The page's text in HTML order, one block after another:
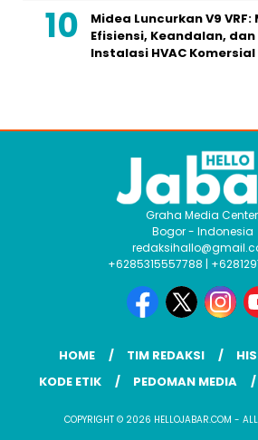
Midea Luncurkan V9
Efisiensi, Keandalan,
Instalasi HVAC Komersial
Graha Media
Bogor - Indonesia
+6285315557788 |
HOME TIM REDAKSI
KODE ETIK
PEDOMAN MEDIA
COPYRIGHT © 2026 HELLOJABAR.COM -